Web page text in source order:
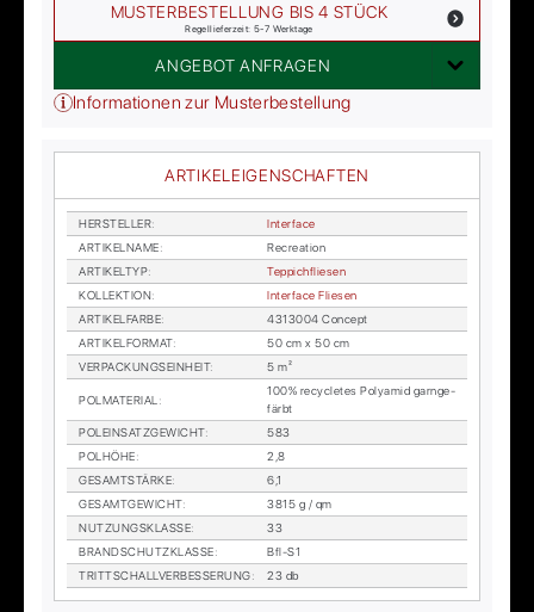
MUSTERBESTELLUNG BIS 4 STÜCK
Regellieferzeit: 5-7 Werktage
ANGEBOT ANFRAGEN
Informationen zur Musterbestellung
ARTIKELEIGENSCHAFTEN
HER­STEL­LER:
In­ter­face
AR­TI­KEL­NA­ME:
Re­crea­ti­on
AR­TI­KEL­TYP:
Tep­pich­flie­sen
KOL­LEK­TI­ON:
In­ter­face Flie­sen
AR­TI­KEL­FAR­BE:
4313004 Con­cept
AR­TI­KEL­FOR­MAT:
50 cm x 50 cm
VER­PA­CKUNGS­EIN­HEIT: 5 m²
POL­MA­TE­RI­AL :
100% re­cy­cle­tes Po­ly­amid garn­ge­
färbt
POL­EIN­SATZ­GE­WICHT:
583
POL­HÖ­HE:
2,8
GE­SAMT­STÄR­KE:
6,1
GE­SAMT­GE­WICHT:
3815 g / qm
NUT­ZUNGS­KLAS­SE:
33
BRAND­SCHUTZ­KLAS­SE:
Bfl-S1
TRITT­SCHALL­VER­BES­SE­RUNG: 23 db